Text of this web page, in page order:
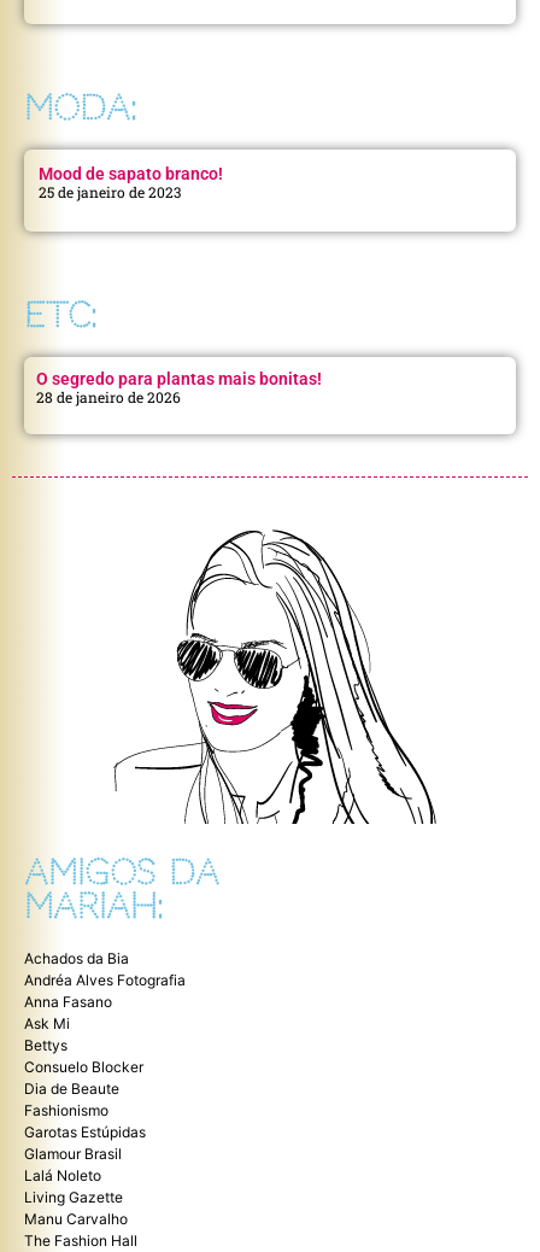
MODA:
Mood de sapato branco!
25 de janeiro de 2023
ETC:
O segredo para plantas mais bonitas!
28 de janeiro de 2026
AMIGOS DA
MARIAH:
Achados da Bia
Andréa Alves Fotografia
Anna Fasano
Ask Mi
Bettys
Consuelo Blocker
Dia de Beaute
Fashionismo
Garotas Estúpidas
Glamour Brasil
Lalá Noleto
Living Gazette
Manu Carvalho
The Fashion Hall